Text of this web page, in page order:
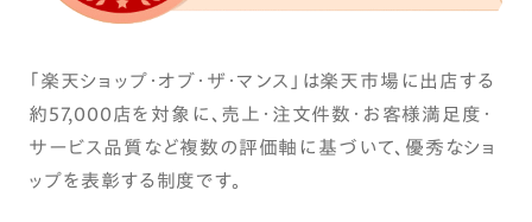
「楽天ショップ・オブ・ザ・マンス」は楽天市場に出店する
約57,000店を対象に、売上・注文件数・お客様満足度・
サービス品質など複数の評価軸に基づいて、優秀なショ
ップを表彰する制度です。